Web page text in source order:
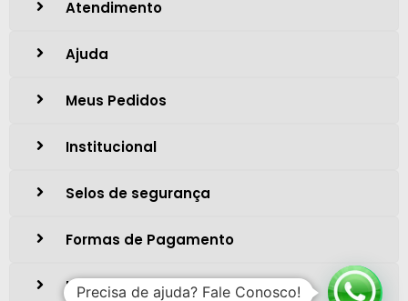
Atendimento
Ajuda
Meus Pedidos
Institucional
Selos de segurança
Formas de Pagamento
Localização
Precisa de ajuda? Fale Conosco!